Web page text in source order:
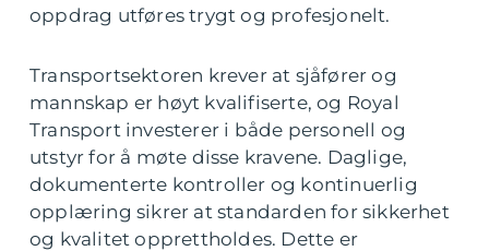
oppdrag utføres trygt og profesjonelt.
Transportsektoren krever at sjåfører og
mannskap er høyt kvalifiserte, og Royal
Transport investerer i både personell og
utstyr for å møte disse kravene. Daglige,
dokumenterte kontroller og kontinuerlig
opplæring sikrer at standarden for sikkerhet
og kvalitet opprettholdes. Dette er